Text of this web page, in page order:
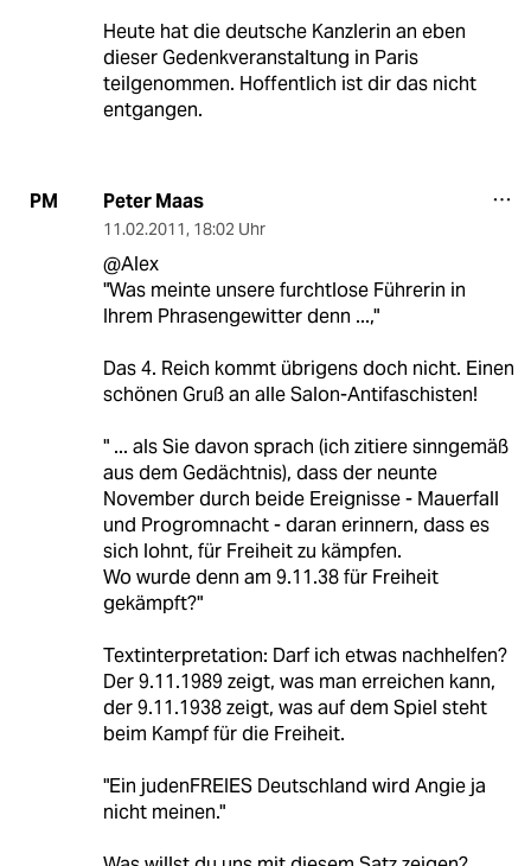
Heute hat die deutsche Kanzlerin an eben
dieser Gedenkveranstaltung in Paris
teilgenommen. Hoffentlich ist dir das nicht
entgangen.
PM Peter Maas
11.02.2011, 18:02 Uhr
@Alex
"Was meinte unsere furchtlose Führerin in
Ihrem Phrasengewitter denn ...,"
Das 4. Reich kommt übrigens doch nicht. Einen
schönen Gruß an alle Salon-Antifaschisten!
" ... als Sie davon sprach (ich zitiere sinngemäß
aus dem Gedächtnis), dass der neunte
November durch beide Ereignisse - Mauerfall
und Progromnacht - daran erinnern, dass es
sich lohnt, für Freiheit zu kämpfen.
Wo wurde denn am 9.11.38 für Freiheit
gekämpft?"
Textinterpretation: Darf ich etwas nachhelfen?
Der 9.11.1989 zeigt, was man erreichen kann,
der 9.11.1938 zeigt, was auf dem Spiel steht
beim Kampf für die Freiheit.
"Ein judenFREIES Deutschland wird Angie ja
nicht meinen."